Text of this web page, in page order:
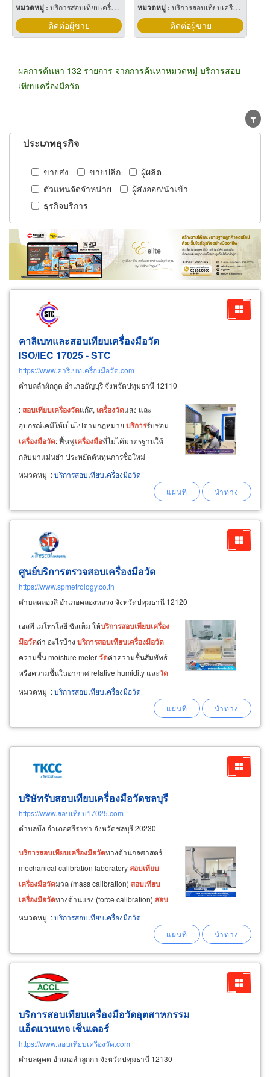
หมวดหมู่ : บริการสอบเทียบเครื่องมือวัด
ติดต่อผู้ขาย
หมวดหมู่ :บริการสอบเทียบเครื่องมือวัด
ติดต่อผู้ขาย
ผลการค้นหา 132 รายการ จากการค้นหาหมวดหมู่ บริการสอบ
เทียบเครื่องมือวัด
ประเภทธุรกิจ
ขายส่ง ขายปลีก
ผู้ผลิต
ตัวแทนจัดจำหน่าย
ผู้ส่งออก/นำเข้า
ธุรกิจบริการ
คาลิเบทและสอบเทียบเครื่องมือวัด
ISO/IEC 17025 - STC
https://www.คาริเบทเครื่องมือวัด.com
ตำบลลำผักกูด อำเภอธัญบุรี จังหวัดปทุมธานี 12110
: สอบเทียบเครื่องวัดแก๊ส, เครื่องวัดแสง และ
อุปกรณ์เคมีให้เป็นไปตามกฎหมาย บริการรับซ่อม
เครื่องมือวัด: ฟื้นฟูเครื่องมือที่ไม่ได้มาตรฐานให้
กลับมาแม่นยำ ประหยัดต้นทุนการซื้อใหม่
หมวดหมู่ :บริการสอบเทียบเครื่องมือวัด
ศูนย์บริการตรวจสอบเครื่องมือวัด
https://www.spmetrology.co.th
ตำบลคลองสี่ อำเภอคลองหลวง จังหวัดปทุมธานี 12120
เอสพี เมโทรโลยี ซิสเท็ม ให้บริการสอบเทียบเครื่อง
มือวัดค่า อะไรบ้าง บริการสอบเทียบเครื่องมือวัด
ความชื้น moisture meterวัดค่าความชื้นสัมพัทธ์
หรือความชื้นในอากาศ relative humidity และวัด
ค่าความชื้นสัมบูรณ์ absolute humidity
เครื่องแก้ว
หมวดหมู่ :บริการสอบเทียบเครื่องมือวัด
บริษัทรับสอบเทียบเครื่องมือวัดชลบุรี
https://www.สอบเทียบ17025.com
ตำบลบึง อำเภอศรีราชา จังหวัดชลบุรี 20230
บริการสอบเทียบเครื่องมือวัดทางด้านกลศาสตร์
mechanical calibration laboratory สอบเทียบ
เครื่องมือวัดมวล (mass calibration) สอบเทียบ
เครื่องมือวัดทางด้านแรง (force calibration) สอบ
เทียบเครื่องมือวัดทางด้านแรงบิด (torque
ความแข็ง
วัด
ความแข็ง
หมวดหมู่ :บริการสอบเทียบเครื่องมือวัด
บริการสอบเทียบเครื่องมือวัดอุตสาหกรรม
แอ็ดแวนเทจ เซ็นเตอร์
https://www.สอบเทียบเครื่องวัด.com
ตำบลคูคต อำเภอลำลูกกา จังหวัดปทุมธานี 12130